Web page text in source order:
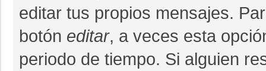
editar tus propios mensajes.
botón editar, a veces esta
periodo de tiempo. Si alguien